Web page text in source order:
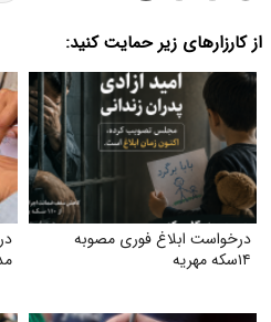
از کارزارهای زیر حمایت کنید:
درخواست ابلاغ فوری مصوبه
۱۴سکه مهریه